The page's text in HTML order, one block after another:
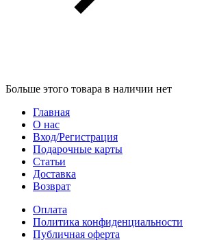
Больше этого товара в наличии нет
Главная
О нас
Вход/Регистрация
Подарочные карты
Статьи
Доставка
Возврат
Оплата
Политика конфиденциальности
Публичная оферта